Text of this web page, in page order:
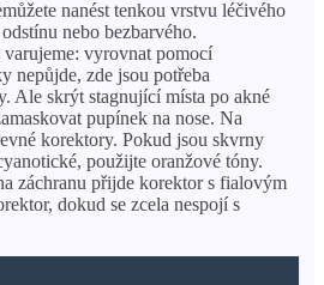
nanést tenkou vrstvu léčivého
nebo bezbarvého.
varujeme: vyrovnat pomocí
nepůjde, zde jsou potřeba
Ale skrýt stagnující místa po akné
pupínek na nose. Na
korektory. Pokud jsou skvrny
použijte oranžové tóny.
záchranu přijde korektor s fialovým
dokud se zcela nespojí s